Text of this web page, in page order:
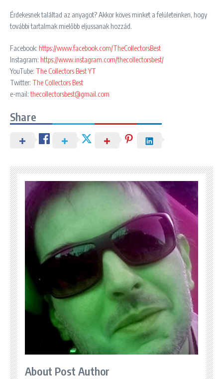
Érdekesnek találtad az anyagot? Akkor köves minket a felületeinken, hogy
további tartalmak mielőbb eljussanak hozzád.
Facebook: https://www.facebook.com/TheCollectorsBest
Instagram: https://www.instagram.com/thecollectorsbest/
YouTube: The Collectors Best YT
Twitter: The Collectors Best
e-mail:thecollectorsbest@gmail.com
Share
About Post Author